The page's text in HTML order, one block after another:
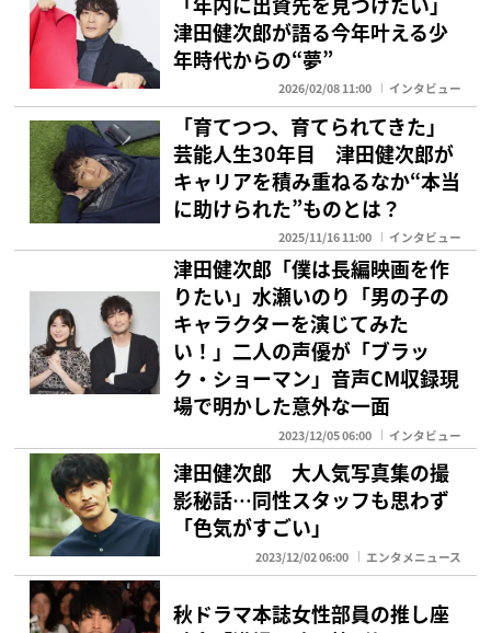
津田健次郎が語る今年叶える少
年時代からの“夢”
2026/02/08 11:00 インタビュー
「育てつつ、育てられてきた」
芸能人生30年目 津田健次郎が
キャリアを積み重ねるなか“本当
に助けられた”ものとは？
2025/11/16 11:00 インタビュー
津田健次郎「僕は長編映画を作
りたい」水瀬いのり「男の子の
キャラクターを演じてみた
い！」二人の声優が「ブラッ
ク・ショーマン」音声CM収録現
場で明かした意外な一面
2023/12/05 06:00 インタビュー
津田健次郎 大人気写真集の撮
影秘話…同性スタッフも思わず
「色気がすごい」
2023/12/02 06:00 エンタメニュース
秋ドラマ本誌女性部員の推し座